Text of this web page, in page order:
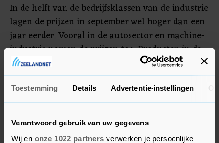
Toestemming Details Advertentie-instellingen
Verantwoord gebruik van uw gegevens
Wij en onze 1022 partners verwerken je persoonlijke
In de helft van de bedrijfsklassen van de industrie
lagen de prijzen in september wel hoger dan een
jaar eerder. Vooral in de autosector en machine-
industrie namen de prijzen toe. Producten in de
aardolie-industrie waren 3,5 procent goedkoper
dan een jaar terug en in de chemie daalden de
prijzen met ruim 17 procent door de lagere
olieprijzen.